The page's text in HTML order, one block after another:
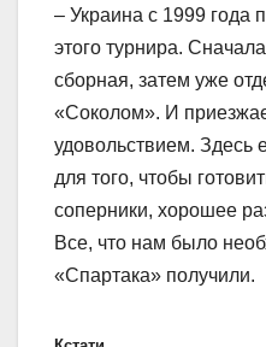
– Украина с 1999 года
этого турнира.
сборная, затем уже
«Соколом». И
удовольствием. Здесь
для того, чтобы
соперники, хорошее
Все, что нам было
«Спартака» получили.